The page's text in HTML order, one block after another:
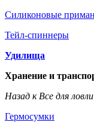
Силиконовые
Тейл-спиннеры
Удилища
Хранение и
Назад к Все для
Гермосумки